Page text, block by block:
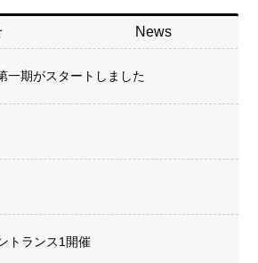
News
一期がスタートしました
トランス1開催